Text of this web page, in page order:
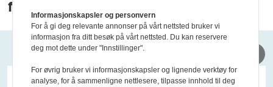
forberedelser
LEDIGE STILLINGER
Informasjonskapsler og personvern
For å gi deg relevante annonser på vårt nettsted bruker vi
informasjon fra ditt besøk på vårt nettsted. Du kan reservere
deg mot dette under "Innstillinger".
For øvrig bruker vi informasjonskapsler og lignende verktøy for
analyse, for å sammenligne nettlesere, tilpasse innhold til deg